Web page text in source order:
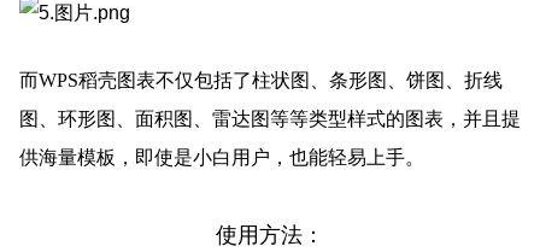
而WPS稻壳图表不仅包括了柱状图、条形图、饼图、折线
图、环形图、面积图、雷达图等等类型样式的图表，并且提
供海量模板，即使是小白用户，也能轻易上手。
使用方法：